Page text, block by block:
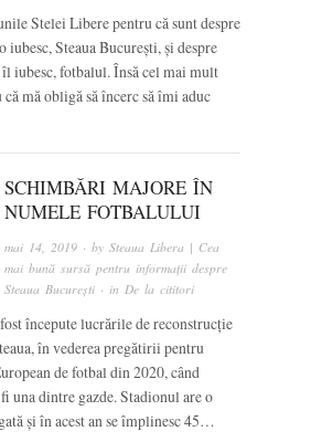
Stelei Libere pentru că sunt despre
iubesc, Steaua București, și despre
iubesc, fotbalul. Însă cel mai mult
mă obligă să încerc să îmi aduc
SCHIMBĂRI MAJORE ÎN
NUMELE FOTBALULUI
mai 14, 2019 · bySteaua Libera | Cea
mai bună sursă pentru informații despre
Steaua București · in De la cititori
începute lucrările de reconstrucție
în vederea pregătirii pentru
de fotbal din 2020, când
una dintre gazde. Stadionul are o
și în acest an se împlinesc 45…